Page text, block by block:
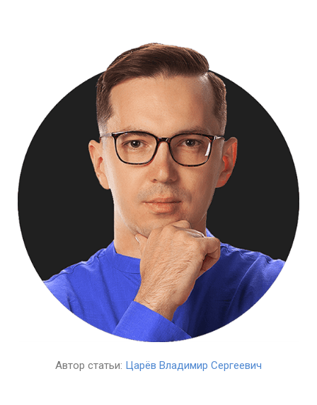
Автор статьи: Царёв Владимир Сергеевич